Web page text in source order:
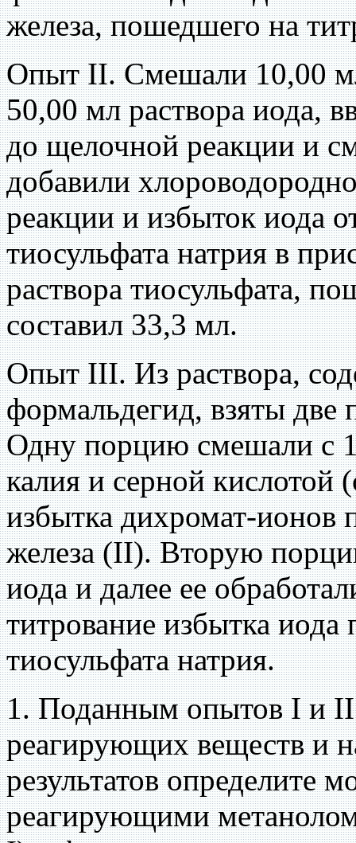
железа, пошедшего на
Опыт II. Смешали 10,00
50,00 мл раствора иода,
до щелочной реакции и
добавили
реакции и избыток иода
тиосульфата натрия в
раствора тиосульфата,
составил 33,3 мл.
Опыт III. Из раствора,
формальдегид, взяты
Одну порцию смешали с
калия и серной
избытка дихромат-ионов
железа (II). Вторую
иода и далее ее
титрование избытка
тиосульфата натрия.
1. Поданным опытов I и II
реагирующих веществ и
результатов определите
реагирующими